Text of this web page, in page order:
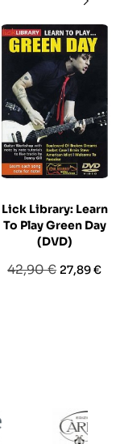
Lick Library: Learn
To Play Green Day
(DVD)
Prezzo
42,90 € Prezzo
27,89 €